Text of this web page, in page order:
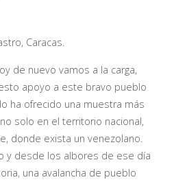
Caracas.
de nuevo vamos a la carga,
apoyo a este bravo pueblo
ha ofrecido una muestra más
solo en el territorio nacional,
donde exista un venezolano.
y desde los albores de ese día
una avalancha de pueblo